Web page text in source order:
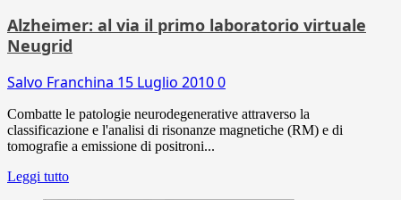
Alzheimer: al via il primo laboratorio virtuale
Neugrid
Salvo Franchina 15 Luglio 20100
Combatte le patologie neurodegenerative attraverso la
classificazione e l'analisi di risonanze magnetiche (RM) e di
tomografie a emissione di positroni...
Leggi tutto